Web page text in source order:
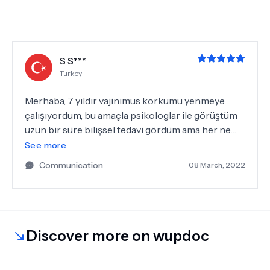
S S***
Turkey
Merhaba, 7 yıldır vajinimus korkumu yenmeye
çalışıyordum, bu amaçla psikologlar ile görüştüm
uzun bir süre bilişsel tedavi gördüm ama her ne
kadar ilerleme kaydettiğimi düşünsem de ilişki
aşamasına geldiğimde tüm korkularım yeniden
önüme çıktı. Kendi başıma evde yapabilirim dedim
internette araştırd ım, kitaplar okudum, birçok
internette araştırırken Nagihan Hanım karşıma
çıktı randevu alıp tüm korkularımla yanına gittim.
See more
Communication
08 March, 2022
Discover more on wupdoc